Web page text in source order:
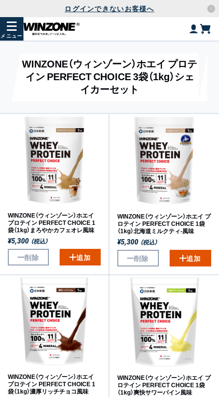
ログインできないお客様へ
メニュー
WINZONE（ウィンゾーン）ホエイ プロテ
イン PERFECT CHOICE 3袋（1kg）シェ
イカーセット
WINZONE（ウィンゾーン）ホエイ
プロテイン PERFECT CHOICE 1
袋（1kg）まろやかカフェオレ風味
¥5,300 （税込）
削除 追加
WINZONE（ウィンゾーン）ホエイ プ
ロテイン PERFECT CHOICE 1袋
（1kg）北海道ミルクティ-風味
¥5,300 （税込）
削除 追加
WINZONE（ウィンゾーン）ホエイ
プロテイン PERFECT CHOICE 1
袋（1kg）濃厚リッチチョコ風味
WINZONE（ウィンゾーン）ホエイ プ
ロテイン PERFECT CHOICE 1袋
（1kg）爽快サワーパイン風味